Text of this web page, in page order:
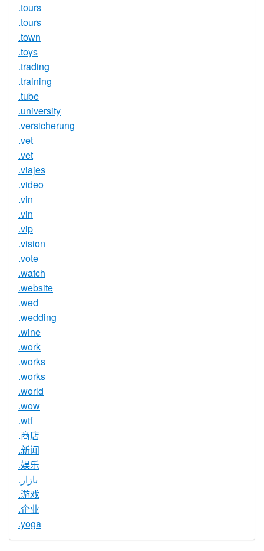
.tours
.tours
.town
.toys
.trading
.training
.tube
.university
.versicherung
.vet
.vet
.viajes
.video
.vin
.vin
.vip
.vision
.vote
.watch
.website
.wed
.wedding
.wine
.work
.works
.works
.world
.wow
.wtf
.商店
.新闻
.娱乐
.بازار
.游戏
.企业
.yoga